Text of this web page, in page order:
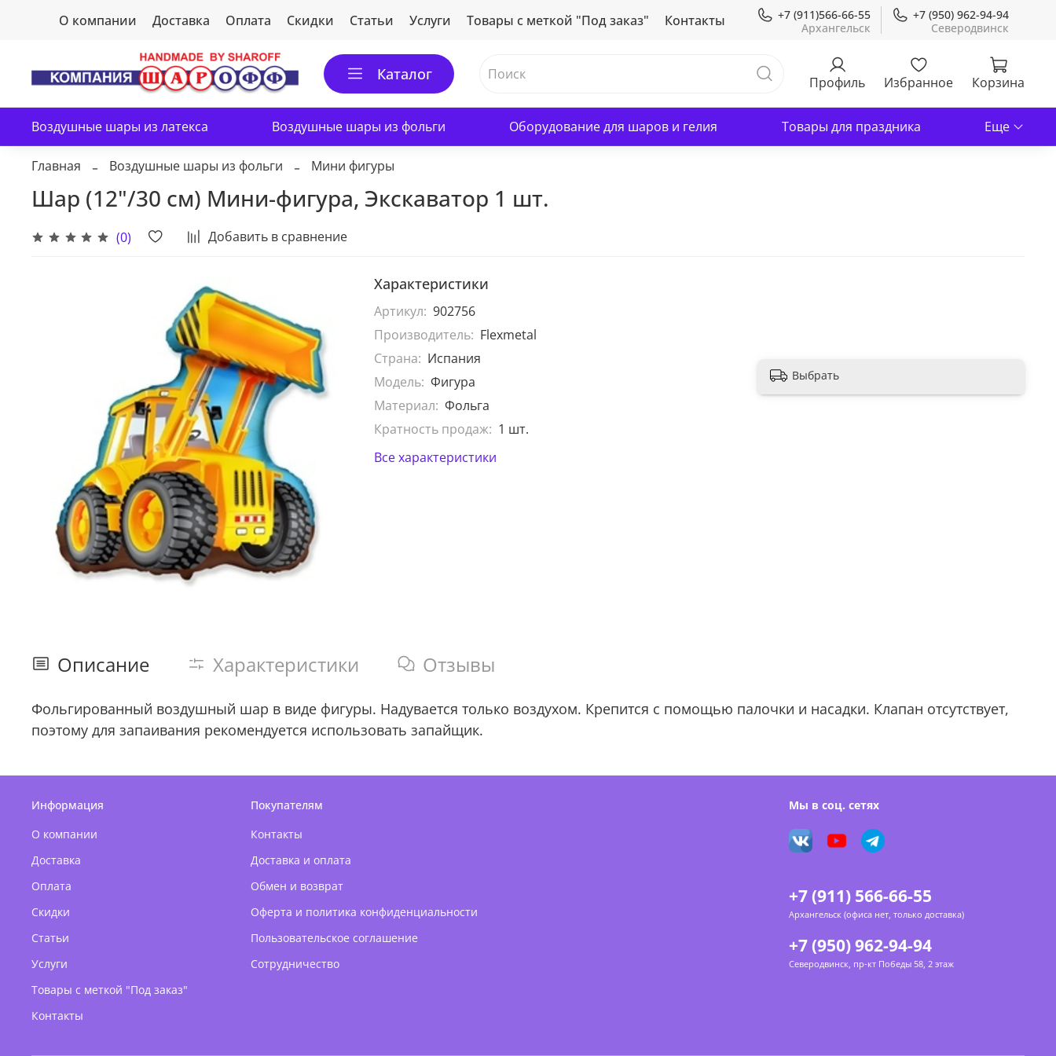
О компании Доставка Оплата Скидки Статьи Услуги Товары с меткой "Под заказ" Контакты +7 (911)566-66-55 +7 (950) 962-94-94
Каталог Профиль Избранное Корзина
Воздушные шары из латекса Воздушные шары из фольги Оборудование для шаров и гелия Товары для праздника Еще
Главная Воздушные шары из фольги Мини фигуры
Шар (12"/30 см) Мини-фигура, Экскаватор 1 шт.
(0) Добавить в сравнение
Характеристики
Артикул: 902756
Производитель: Flexmetal
Страна: Испания
Модель: Фигура
Материал: Фольга
Кратность продаж: 1 шт.
Все характеристики
Выбрать
Описание Характеристики Отзывы
Фольгированный воздушный шар в виде фигуры. Надувается только воздухом. Крепится с помощью палочки и насадки. Клапан отсутствует,
поэтому для запаивания рекомендуется использовать запайщик.
Информация
О компании
Доставка
Оплата
Скидки
Статьи
Услуги
Товары с меткой "Под заказ"
Контакты
Покупателям
Контакты
Доставка и оплата
Обмен и возврат
Оферта и политика конфиденциальности
Пользовательское соглашение
Сотрудничество
Мы в соц. сетях
+7 (911) 566-66-55
Архангельск (офиса нет, только доставка)
+7 (950) 962-94-94
Северодвинск, пр-кт Победы 58, 2 этаж